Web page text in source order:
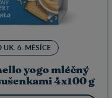
UK. 6. MĚSÍCE
yogo mléčný
4x100 g